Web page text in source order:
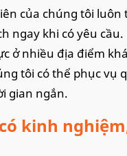
của chúng tôi luôn
ngay khi có yêu cầu.
ở nhiều địa điểm
tôi có thể phục vụ
gian ngắn.
kinh